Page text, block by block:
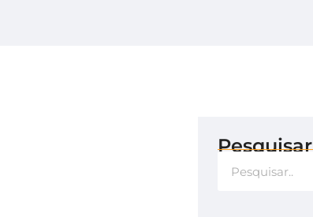
Pesquisar